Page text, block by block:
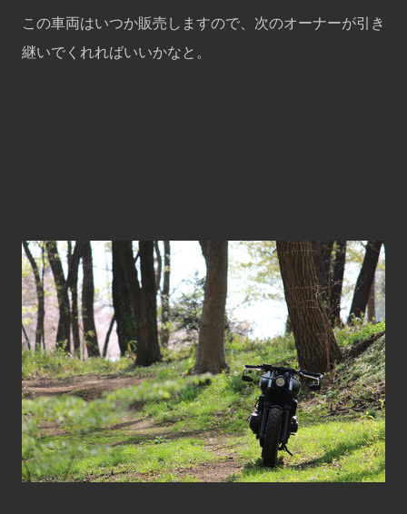
この車両はいつか販売しますので、次のオーナーが引き
継いでくれればいいかなと。